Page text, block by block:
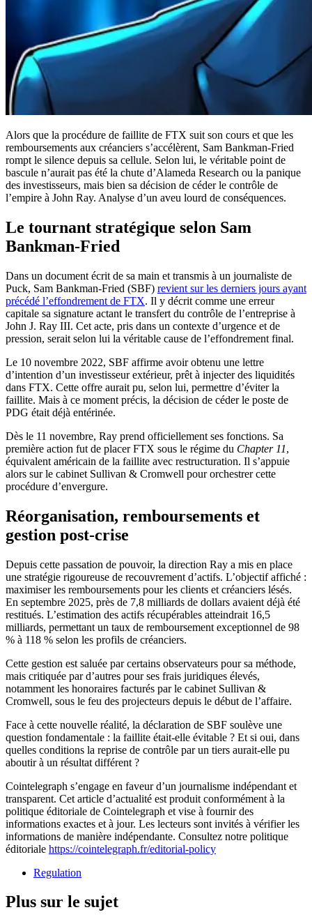
Alors que la procédure de faillite de FTX suit son cours et que les
remboursements aux créanciers s’accélèrent, Sam Bankman-Fried
rompt le silence depuis sa cellule. Selon lui, le véritable point de
bascule n’aurait pas été la chute d’Alameda Research ou la panique
des investisseurs, mais bien sa décision de céder le contrôle de
l’empire à John Ray. Analyse d’un aveu lourd de conséquences.
Le tournant stratégique selon Sam
Bankman-Fried
Dans un document écrit de sa main et transmis à un journaliste de
Puck, Sam Bankman-Fried (SBF) revient sur les derniers jours ayant
précédé l’effondrement de FTX. Il y décrit comme une erreur
capitale sa signature actant le transfert du contrôle de l’entreprise à
John J. Ray III. Cet acte, pris dans un contexte d’urgence et de
pression, serait selon lui la véritable cause de l’effondrement final.
Le 10 novembre 2022, SBF affirme avoir obtenu une lettre
d’intention d’un investisseur extérieur, prêt à injecter des liquidités
dans FTX. Cette offre aurait pu, selon lui, permettre d’éviter la
faillite. Mais à ce moment précis, la décision de céder le poste de
PDG était déjà entérinée.
Dès le 11 novembre, Ray prend officiellement ses fonctions. Sa
première action fut de placer FTX sous le régime du Chapter 11,
équivalent américain de la faillite avec restructuration. Il s’appuie
alors sur le cabinet Sullivan & Cromwell pour orchestrer cette
procédure d’envergure.
Réorganisation, remboursements et
gestion post-crise
Depuis cette passation de pouvoir, la direction Ray a mis en place
une stratégie rigoureuse de recouvrement d’actifs. L’objectif affiché :
maximiser les remboursements pour les clients et créanciers lésés.
En septembre 2025, près de 7,8 milliards de dollars avaient déjà été
restitués. L’estimation des actifs récupérables atteindrait 16,5
milliards, permettant un taux de remboursement exceptionnel de 98
% à 118 % selon les profils de créanciers.
Cette gestion est saluée par certains observateurs pour sa méthode,
mais critiquée par d’autres pour ses frais juridiques élevés,
notamment les honoraires facturés par le cabinet Sullivan &
Cromwell, sous le feu des projecteurs depuis le début de l’affaire.
Face à cette nouvelle réalité, la déclaration de SBF soulève une
question fondamentale : la faillite était-elle évitable ? Et si oui, dans
quelles conditions la reprise de contrôle par un tiers aurait-elle pu
aboutir à un résultat différent ?
Cointelegraph s’engage en faveur d’un journalisme indépendant et
transparent. Cet article d’actualité est produit conformément à la
politique éditoriale de Cointelegraph et vise à fournir des
informations exactes et à jour. Les lecteurs sont invités à vérifier les
informations de manière indépendante. Consultez notre politique
éditoriale https://cointelegraph.fr/editorial-policy
Regulation
Plus sur le sujet